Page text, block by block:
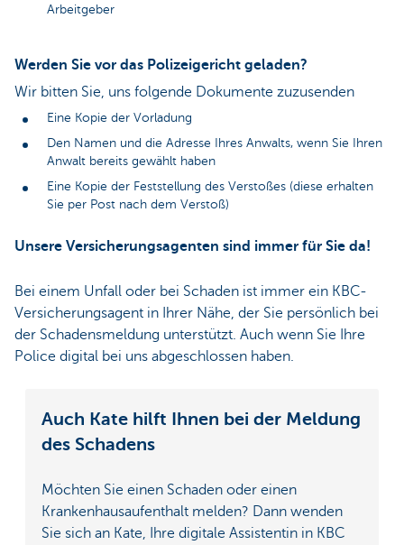
Arbeitgeber
Werden Sie vor das Polizeigericht geladen?
Wir bitten Sie, uns folgende Dokumente zuzusenden
Eine Kopie der Vorladung
Den Namen und die Adresse Ihres Anwalts, wenn Sie Ihren
Anwalt bereits gewählt haben
Eine Kopie der Feststellung des Verstoßes (diese erhalten
Sie per Post nach dem Verstoß)
Unsere Versicherungsagenten sind immer für Sie da!
Bei einem Unfall oder bei Schaden ist immer ein KBC-
Versicherungsagent in Ihrer Nähe, der Sie persönlich bei
der Schadensmeldung unterstützt. Auch wenn Sie Ihre
Police digital bei uns abgeschlossen haben.
Auch Kate hilft Ihnen bei der Meldung
des Schadens
Möchten Sie einen Schaden oder einen
Krankenhausaufenthalt melden? Dann wenden
Sie sich an Kate, Ihre digitale Assistentin in KBC